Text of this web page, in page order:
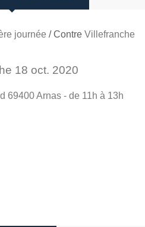
journée / Contre Villefranche
18 oct. 2020
69400 Arnas - de 11h à 13h